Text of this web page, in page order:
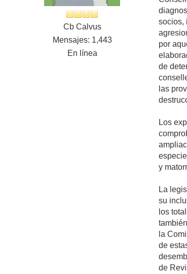
Cb Calvus
Mensajes: 1,443
En línea
socios,
por
de
las
Los
y
La
su
los
la
de
de